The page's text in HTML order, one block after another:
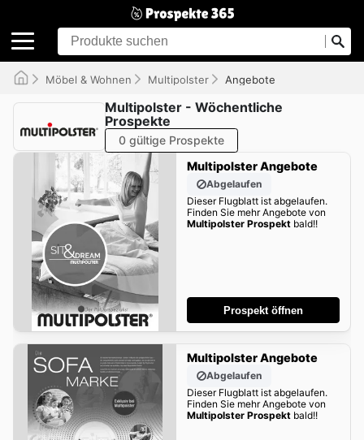
Möbel & Wohnen Multipolster Angebote
Multipolster - Wöchentliche
Prospekte
0 gültige Prospekte
Multipolster Angebote
Abgelaufen
Dieser Flugblatt ist abgelaufen.
Finden Sie mehr Angebote von
Multipolster Prospektbald!!
Prospekt öffnen
Multipolster Angebote
Abgelaufen
Dieser Flugblatt ist abgelaufen.
Finden Sie mehr Angebote von
Multipolster Prospektbald!!